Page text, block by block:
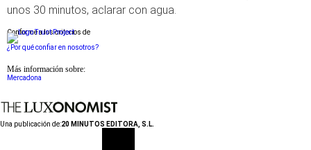
unos 30 minutos, aclarar con agua.
Conforme a los criterios de
¿Por qué confiar en nosotros?
Más información sobre:
Mercadona
Una publicación de:20 MINUTOS EDITORA, S.L.